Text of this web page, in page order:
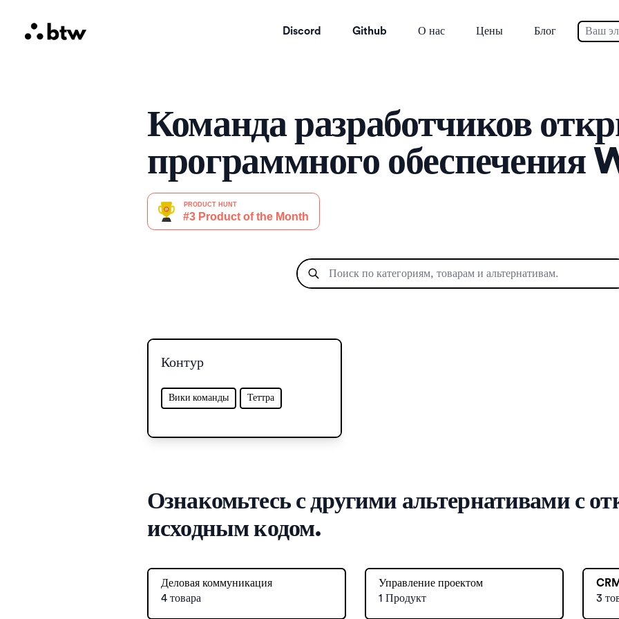
Блог
Цены
О нас
Github
Discord
Команда разработчиков
программного обеспечения
Контур
Вики команды Теттра
Ознакомьтесь с другими альтернативами с
исходным кодом.
Деловая коммуникация
4 товара
Управление проектом
1 Продукт
CRM
3